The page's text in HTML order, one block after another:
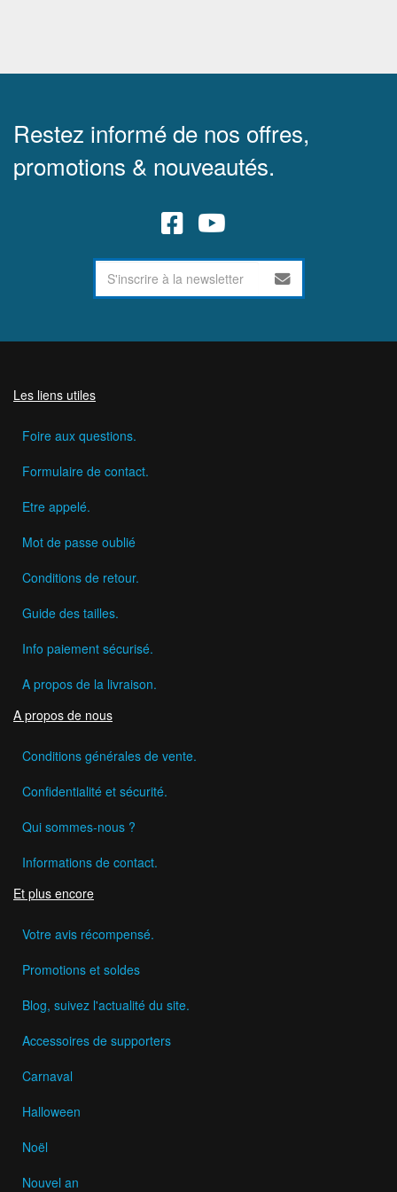
Restez informé de nos offres,
promotions & nouveautés.
Les liens utiles
Foire aux questions.
Formulaire de contact.
Etre appelé.
Mot de passe oublié
Conditions de retour.
Guide des tailles.
Info paiement sécurisé.
A propos de la livraison.
A propos de nous
Conditions générales de vente.
Confidentialité et sécurité.
Qui sommes-nous ?
Informations de contact.
Et plus encore
Votre avis récompensé.
Promotions et soldes
Blog, suivez l'actualité du site.
Accessoires de supporters
Carnaval
Halloween
Noël
Nouvel an